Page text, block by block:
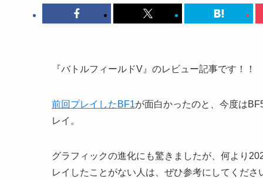
『バトルフィールドV』のレビュー記事です！！
前回プレイしたBF1が面白かったのと、今度は
レイ。
グラフィックの進化にも驚きましたが、何より
レイしたことがない人は、ぜひ参考にしてくださ